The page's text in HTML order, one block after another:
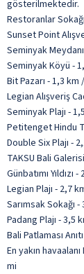
gösterilmektedir.
Restoranlar
Sunset Point
Seminyak
Seminyak Köyü -
Bit Pazarı - 1,3 km
Legian Alışveriş
Seminyak Plajı -
Petitenget Hindu
Double Six Plajı -
TAKSU Bali
Günbatımı Yıldızı
Legian Plajı - 2,7
Sarımsak Sokağı
Padang Plajı - 3,5
Bali Patlaması
En yakın
mi